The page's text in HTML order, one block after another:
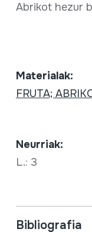
Abrikot hezur
Materialak:
FRUTA;
Neurriak:
L.: 3
Bibliografia